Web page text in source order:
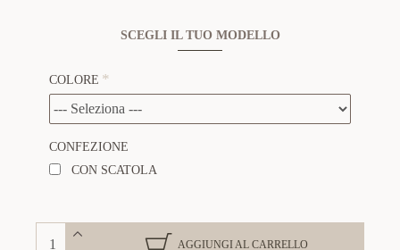
SCEGLI IL TUO MODELLO
COLORE
CONFEZIONE
CON SCATOLA
AGGIUNGI AL CARRELLO